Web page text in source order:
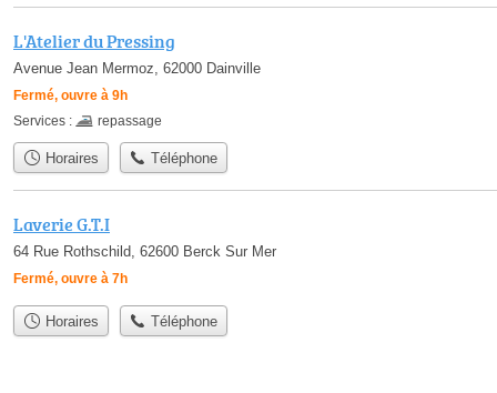
L'Atelier du Pressing
Avenue Jean Mermoz, 62000 Dainville
Fermé, ouvre à 9h
Services :
repassage
Horaires Téléphone
Laverie G.T.I
64 Rue Rothschild, 62600 Berck Sur Mer
Fermé, ouvre à 7h
Horaires Téléphone